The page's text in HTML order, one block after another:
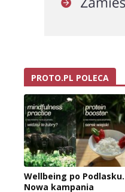
PROTO.PL POLECA
Wellbeing po Podlasku.
Nowa kampania